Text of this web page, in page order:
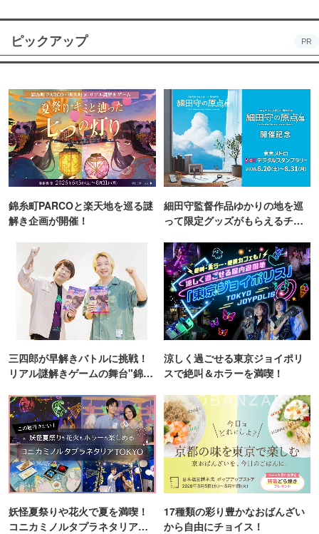
ピックアップ PR
錦糸町PARCOと楽天地を巡る謎
解き企画が開催！
細田守監督作品ゆかりの地を巡
って限定グッズがもらえるチャ
三四郎が早解きバトルに挑戦！
リアル謎解きゲームの舞台"錦糸
涼しく過ごせる東京ジョイポリ
スで絶叫＆ホラーを満喫！
妖怪夏祭りや花火で夏を満喫！
コニカミノルタプラネタリア
17種類の彩り豊かなおばんざい
から自由にチョイス！